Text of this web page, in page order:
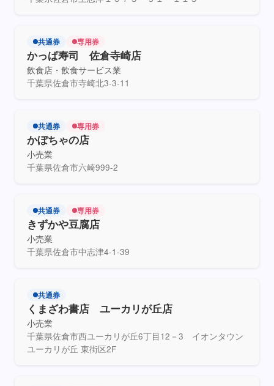
かっぱ寿司 佐倉寺崎店
共通券 専用券
飲食店・飲食サービス業
千葉県佐倉市寺崎北3-3-11
かぼちゃの店
共通券 専用券
小売業
千葉県佐倉市六崎999-2
きずかや豆腐店
共通券 専用券
小売業
千葉県佐倉市中志津4-1-39
くまざわ書店 ユーカリが丘店
共通券
小売業
千葉県佐倉市西ユーカリが丘6丁目12－3 イオンタウン
ユーカリが丘 東街区2F